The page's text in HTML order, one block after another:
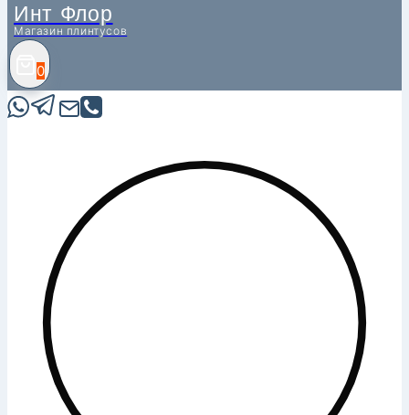
Инт Флор
Магазин плинтусов
0